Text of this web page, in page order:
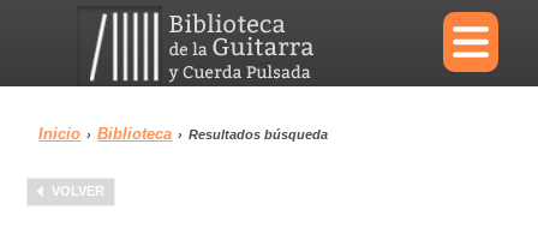
×
Menu
Inicio › Biblioteca › Resultados búsqueda
VOLVER